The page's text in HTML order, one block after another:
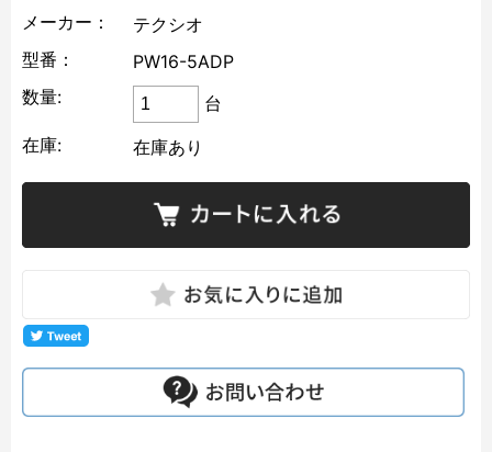
メーカー：
テクシオ
型番：
PW16-5ADP
数量:
台
在庫:
在庫あり